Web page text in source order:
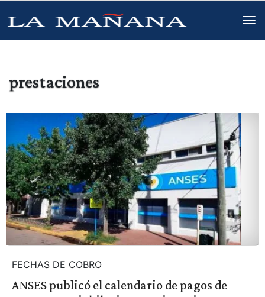
prestaciones
FECHAS DE COBRO
ANSES publicó el calendario de pagos de